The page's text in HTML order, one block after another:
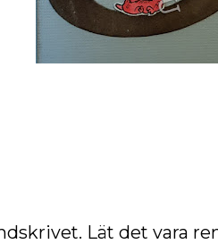
Lät det vara